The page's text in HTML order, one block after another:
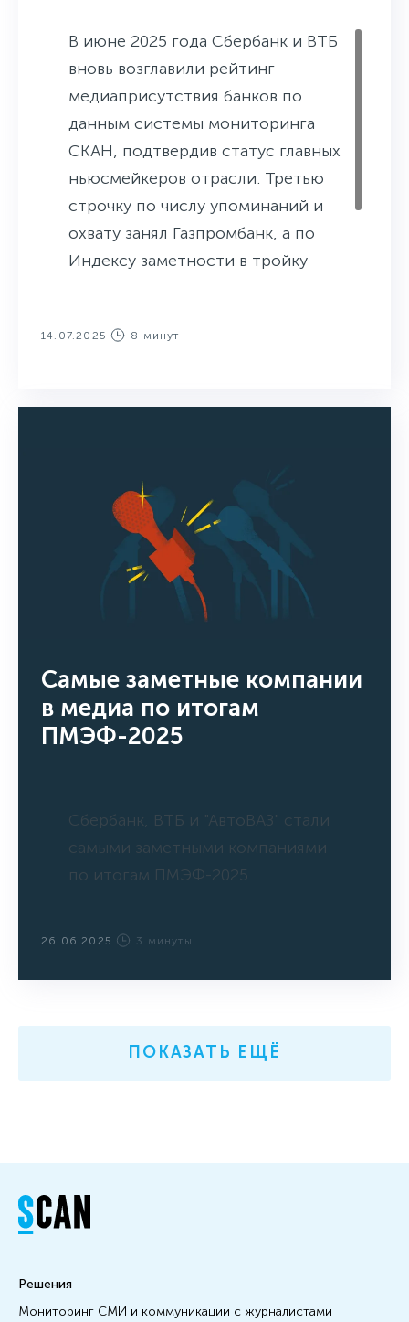
В июне 2025 года Сбербанк и ВТБ
вновь возглавили рейтинг
медиаприсутствия банков по
данным системы мониторинга
СКАН, подтвердив статус главных
ньюсмейкеров отрасли. Третью
строчку по числу упоминаний и
охвату занял Газпромбанк, а по
Индексу заметности в тройку
Банк и Россельхозбанк.
14.07.2025 8 минут
Самые заметные компании
в медиа по итогам
ПМЭФ-2025
Сбербанк, ВТБ и "АвтоВАЗ" стали
самыми заметными компаниями
по итогам ПМЭФ-2025
26.06.2025 3 минуты
ПОКАЗАТЬ ЕЩЁ
Решения
Мониторинг СМИ и коммуникации с журналистами